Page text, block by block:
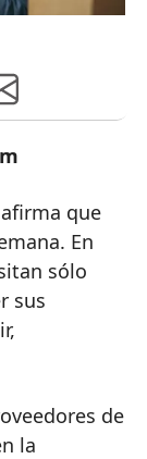
que
En
sólo
sus
de
la